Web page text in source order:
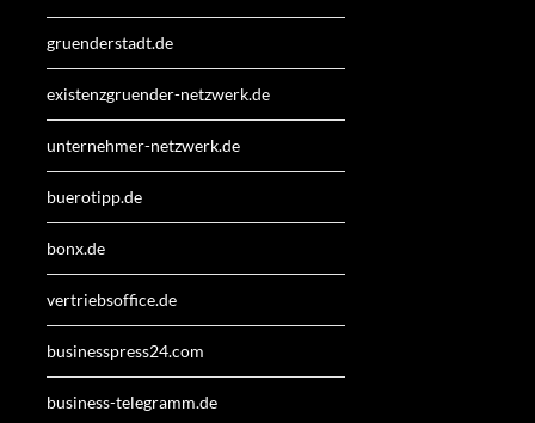
gruenderstadt.de
existenzgruender-netzwerk.de
unternehmer-netzwerk.de
buerotipp.de
bonx.de
vertriebsoffice.de
businesspress24.com
business-telegramm.de